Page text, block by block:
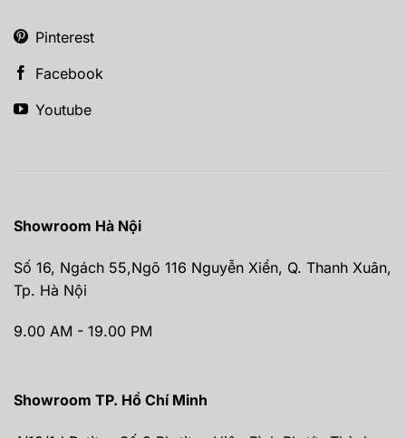
Pinterest
Facebook
Youtube
Showroom Hà Nội
Số 16, Ngách 55,Ngõ 116 Nguyễn Xiển, Q. Thanh Xuân,
Tp. Hà Nội
9.00 AM - 19.00 PM
Showroom TP. Hồ Chí Minh